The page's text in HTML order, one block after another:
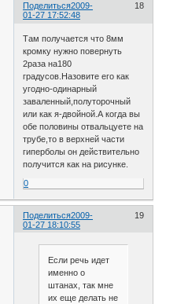
Поделиться 18
2009-
01-27 17:52:48
Там получается что 8мм
кромку нужно повернуть
2раза на180
градусов.Назовите его как
угодно-одинарный
заваленный,полуторочный
или как я-двойной.А когда вы
обе половины отвальцуете на
трубе,то в верхней части
гиперболы он действительно
получится как на рисунке.
0
Поделиться 19
2009-
01-27 18:10:55
Если речь идет
именно о
штанах, так мне
их еще делать не